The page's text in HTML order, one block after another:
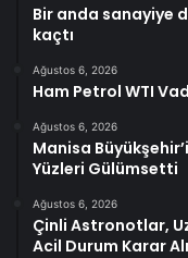
Bir anda sanayiye
kaçtı
Ağustos 6, 2026
Ham Petrol WTI
Ağustos 6, 2026
Manisa
Yüzleri Gülümsetti
Ağustos 6, 2026
Çinli Astronotlar,
Acil Durum Karar